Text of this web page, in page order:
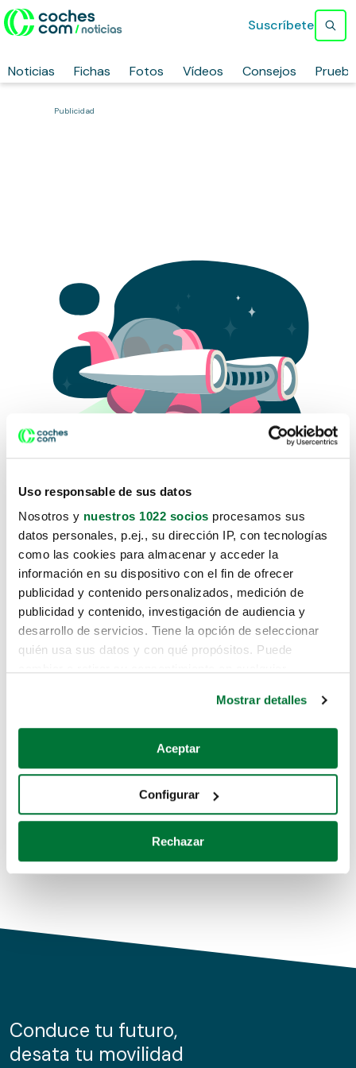
Uso responsable de sus datos
Nosotros y nuestros 1022 socios procesamos sus
datos personales, p.ej., su dirección IP, con tecnologías
como las cookies para almacenar y acceder la
información en su dispositivo con el fin de ofrecer
publicidad y contenido personalizados, medición de
publicidad y contenido, investigación de audiencia y
desarrollo de servicios. Tiene la opción de seleccionar
quién usa sus datos y con qué propósitos. Puede
Si lo permite, también quisiéramos:
Recopilar información sobre su ubicación geográfica
Identificar su dispositivo analizándolo activamente
para buscar características específicas (huellas
Obtenga más información sobre cómo se procesan sus
de cookies.
información sobre el uso que haga del sitio web con
nuestros partners de redes sociales, publicidad y análisis
Mostrar detalles
Aceptar
Configurar
Rechazar
Noticias Fichas Fotos Vídeos Consejos
Suscríbete
Publicidad
Lo sentimos, no sabemos como
te hemos traido hasta aquí.
Pero puedes encontrar el coche que estás
buscando en alguno de estos enlaces:
Coches de segunda mano
Coches de km0
Conduce tu futuro,
desata tu movilidad